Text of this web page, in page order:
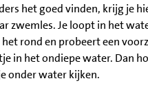
het goed vinden, krijg je
zwemles. Je loopt in het
het rond en probeert een
in het ondiepe water. Dan
onder water kijken.